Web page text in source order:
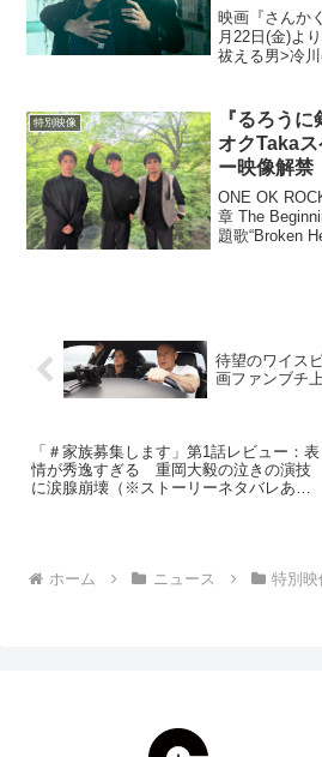
映画『さんか
月22日(金)よ
祓える男>冷
ーエンターテ
特別映像
『るろう
オクTaka
ー映像解禁
ONE OK
章 The
題歌“Broken
待望のワイス
画ファンブチ
「＃家族募集します」第1話レビュー：表
情が秀逸すぎる 重岡大毅の泣きの演技
に涙腺崩壊（※ストーリーネタバレあ
ホーム ニュース 特別映